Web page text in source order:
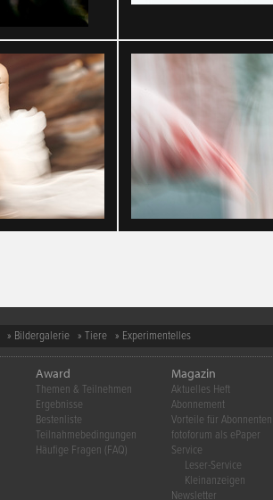
» Bildergalerie » Tiere » Experimentelles
Award
Themen & Teilnehmen
Ergebnisse
Bestenliste
Teilnahmebedingungen
Häufige Fragen (FAQ)
Magazin
Aktuelles Heft
Abonnement
Vorteile für Abonnenten
fotoforum als ePaper
Service
Leser-Service
Kleinanzeigen
Newsletter